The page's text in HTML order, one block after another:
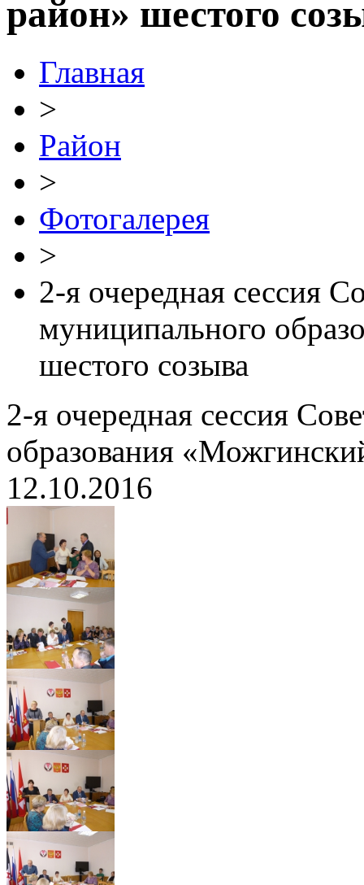
район» шестого
Главная
>
Район
>
Фотогалерея
>
2-я очередная сессия
муниципального
шестого созыва
2-я очередная сессия
образования
12.10.2016